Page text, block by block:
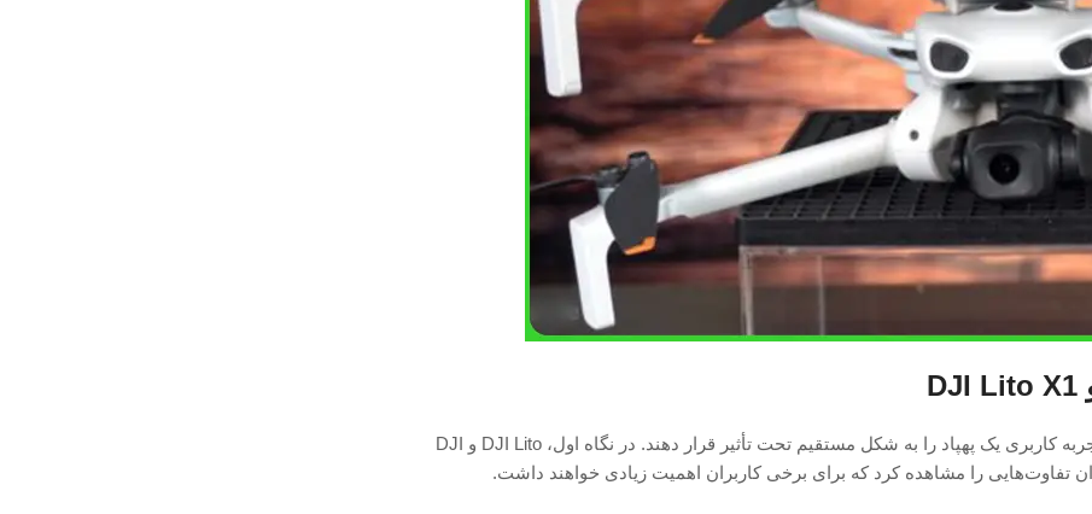
طراحی و کیفیت ساخت از مهم‌ترین فاکتورهایی هستند که می‌توانند تجربه کاربری یک پهپاد را به شکل مستقیم تحت تأثیر قرار دهند. در نگاه اول، DJI Lito و DJI